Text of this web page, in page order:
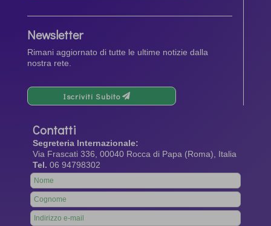
Newsletter
Rimani aggiornato di tutte le ultime notizie dalla
nostra rete.
Iscriviti Subito
Contatti
Segreteria Internazionale:
Via Frascati 336, 00040 Rocca di Papa (Roma), Italia
Tel. 06 94798302
Leave
this
field
blank